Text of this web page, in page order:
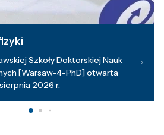
Szkoły Doktorskiej Nauk
[Warsaw-4-PhD] otwarta
2026 r.